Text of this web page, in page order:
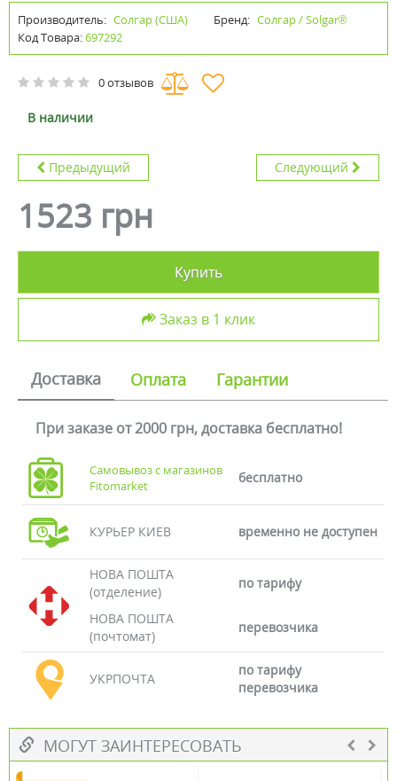
Производитель: Солгар (США) Бренд: Солгар / Solgar®
Код Товара:697292
0 отзывов
В наличии
Предыдущий Следующий
1523 грн
Купить
Заказ в 1 клик
Доставка Оплата Гарантии
При заказе от 2000 грн, доставка бесплатно!
Самовывоз с магазинов
Fitomarket
бесплатно
КУРЬЕР КИЕВ временно не доступен
НОВА ПОШТА
(отделение)
по тарифу
НОВА ПОШТА
(почтомат)
перевозчика
УКРПОЧТА
по тарифу
перевозчика
МОГУТ ЗАИНТЕРЕСОВАТЬ